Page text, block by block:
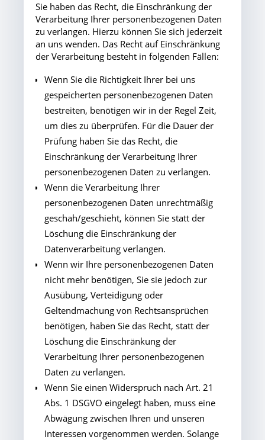
Sie haben das Recht, die Einschränkung der
Verarbeitung Ihrer personenbezogenen Daten
zu verlangen. Hierzu können Sie sich jederzeit
an uns wenden. Das Recht auf Einschränkung
der Verarbeitung besteht in folgenden Fällen:
Wenn Sie die Richtigkeit Ihrer bei uns
gespeicherten personenbezogenen Daten
bestreiten, benötigen wir in der Regel Zeit,
um dies zu überprüfen. Für die Dauer der
Prüfung haben Sie das Recht, die
Einschränkung der Verarbeitung Ihrer
personenbezogenen Daten zu verlangen.
Wenn die Verarbeitung Ihrer
personenbezogenen Daten unrechtmäßig
geschah/geschieht, können Sie statt der
Löschung die Einschränkung der
Datenverarbeitung verlangen.
Wenn wir Ihre personenbezogenen Daten
nicht mehr benötigen, Sie sie jedoch zur
Ausübung, Verteidigung oder
Geltendmachung von Rechtsansprüchen
benötigen, haben Sie das Recht, statt der
Löschung die Einschränkung der
Verarbeitung Ihrer personenbezogenen
Daten zu verlangen.
Wenn Sie einen Widerspruch nach Art. 21
Abs. 1 DSGVO eingelegt haben, muss eine
Abwägung zwischen Ihren und unseren
Interessen vorgenommen werden. Solange